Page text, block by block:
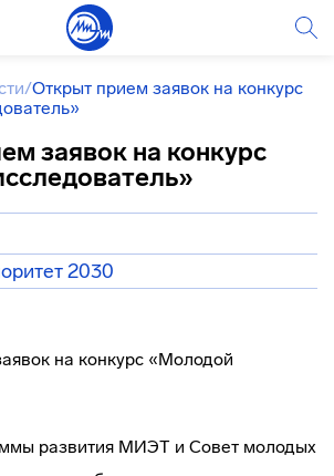
/Открыт прием заявок на конкурс
заявок на конкурс
2030
развития МИЭТ и Совет молодых